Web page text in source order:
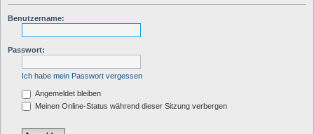
Benutzername:
Passwort:
Ich habe mein Passwort vergessen
Angemeldet bleiben
Meinen Online-Status während dieser Sitzung verbergen